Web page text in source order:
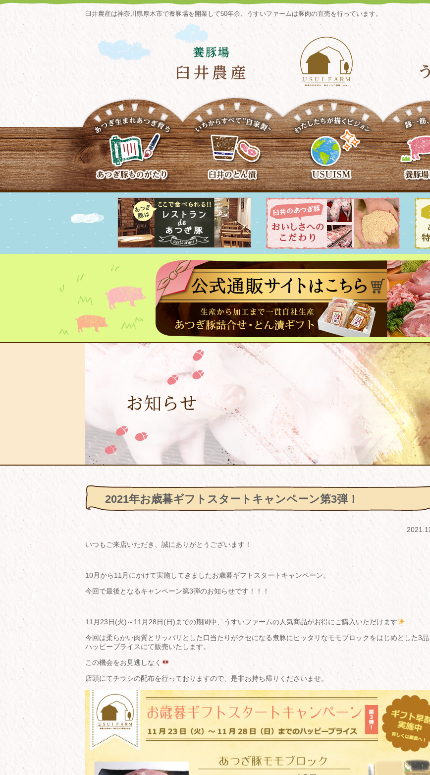
臼井農産は神奈川県厚木市で養豚場を開業して50年余、うすいファームは豚肉の直売を行っています。
2021年お歳暮ギフトスタートキャンペーン第3弾！
いつもご来店いただき、誠にありがとうございます！
10月から11月にかけて実施してきましたお歳暮ギフトスタートキャンペーン。
今回で最後となるキャンペーン第3弾のお知らせです！！！
11月23日(火)～11月28日(日)までの期間中、うすいファームの人気商品がお得にご購入いただけます
今回は柔らかい肉質とサッパリとした口当たりがクセになる煮豚にピッタリなモモブロックをはじめとした3品
ハッピープライスにて販売いたします。
この機会をお見逃しなく
店頭にてチラシの配布を行っておりますので、是非お持ち帰りくださいませ。